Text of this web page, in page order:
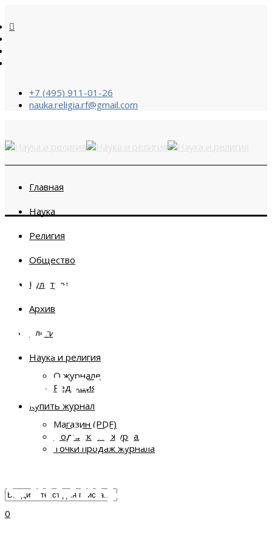
+7 (495) 911-01-26
nauka.religia.rf@gmail.com
Главная
Наука
Религия
Общество
Культура
Архив
Блоги
Наука и религия
О журнале
Редакция
Купить журнал
Магазин (PDF)
Подписка на журнал
Точки продаж журнала
0
Конец
путешествия:
остановка –
Сибирь